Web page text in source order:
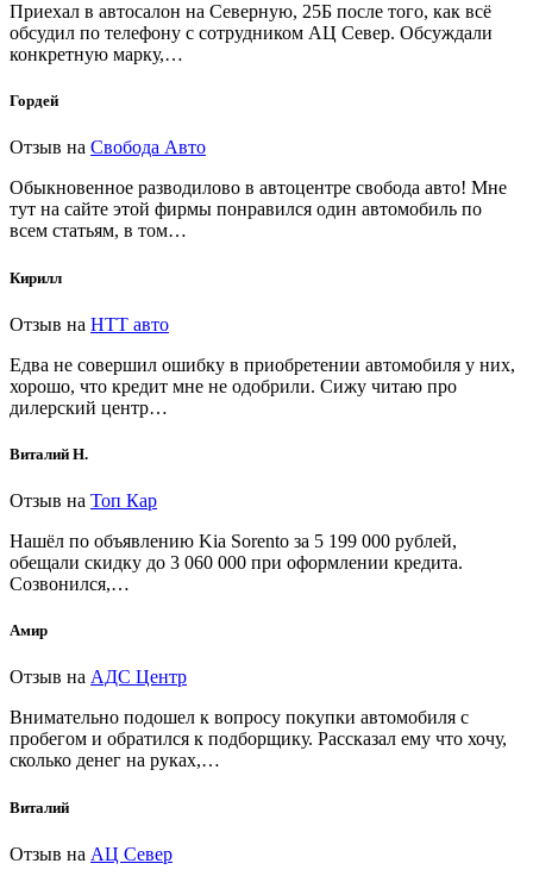
Приехал в автосалон на Северную, 25Б после того, как всё
обсудил по телефону с сотрудником АЦ Север. Обсуждали
конкретную марку,…
Гордей
Отзыв на Свобода Авто
Обыкновенное разводилово в автоцентре свобода авто! Мне
тут на сайте этой фирмы понравился один автомобиль по
всем статьям, в том…
Кирилл
Отзыв на НТТ авто
Едва не совершил ошибку в приобретении автомобиля у них,
хорошо, что кредит мне не одобрили. Сижу читаю про
дилерский центр…
Виталий Н.
Отзыв на Топ Кар
Нашёл по объявлению Kia Sorento за 5 199 000 рублей,
обещали скидку до 3 060 000 при оформлении кредита.
Созвонился,…
Амир
Отзыв на АДС Центр
Внимательно подошел к вопросу покупки автомобиля с
пробегом и обратился к подборщику. Рассказал ему что хочу,
сколько денег на руках,…
Виталий
Отзыв на АЦ Север